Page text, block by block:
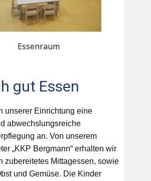
Essenraum
gut Essen
unserer Einrichtung eine
abwechslungsreiche
an. Von unserem
„KKP Bergmann“ erhalten wir
zubereitetes Mittagessen, sowie
und Gemüse. Die Kinder